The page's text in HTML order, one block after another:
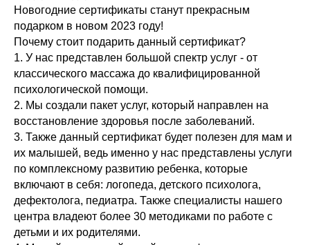
Новогодние сертификаты станут прекрасным
подарком в новом 2023 году!
Почему стоит подарить данный сертификат?
1. У нас представлен большой спектр услуг - от
классического массажа до квалифицированной
психологической помощи.
2. Мы создали пакет услуг, который направлен на
восстановление здоровья после заболеваний.
3. Также данный сертификат будет полезен для мам и
их малышей, ведь именно у нас представлены услуги
по комплексному развитию ребенка, которые
включают в себя: логопеда, детского психолога,
дефектолога, педиатра. Также специалисты нашего
центра владеют более 30 методиками по работе с
детьми и их родителями.